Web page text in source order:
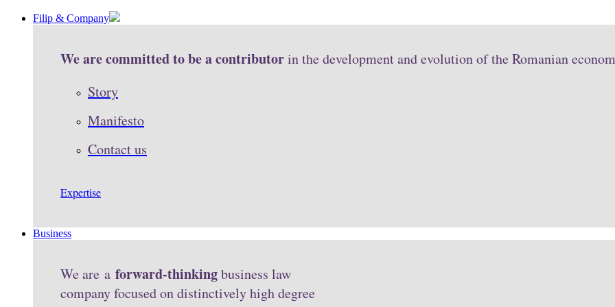
Filip & Company
We are committed to be a contributorin the development and evolution of the Romanian
Story
Manifesto
Contact us
Expertise
Business
We are a forward-thinkingbusiness law
company focused on distinctively high degree